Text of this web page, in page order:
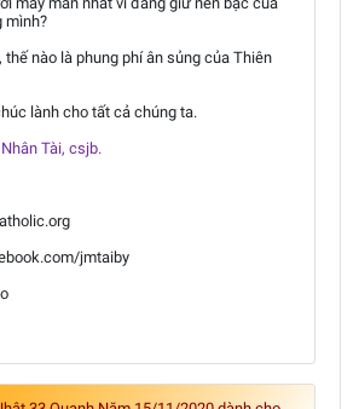
mình?
thế nào là phung phí ân sủng của Thiên
lành cho tất cả chúng ta.
Tài, csjb.
jmtaiby